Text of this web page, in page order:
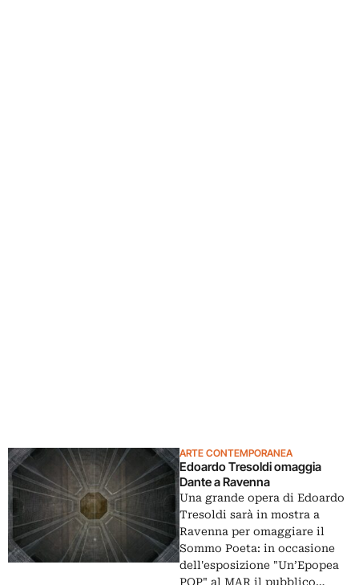
ARTE CONTEMPORANEA
Edoardo Tresoldi omaggia
Dante a Ravenna
Una grande opera di Edoardo
Tresoldi sarà in mostra a
Ravenna per omaggiare il
Sommo Poeta: in occasione
dell'esposizione "Un’Epopea
POP" al MAR il pubblico…